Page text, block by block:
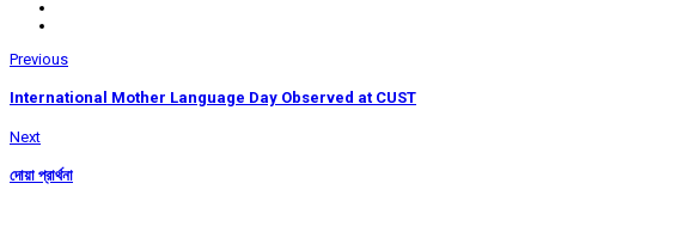
Previous
International Mother Language Day Observed at CUST
Next
দোয়া প্রার্থনা